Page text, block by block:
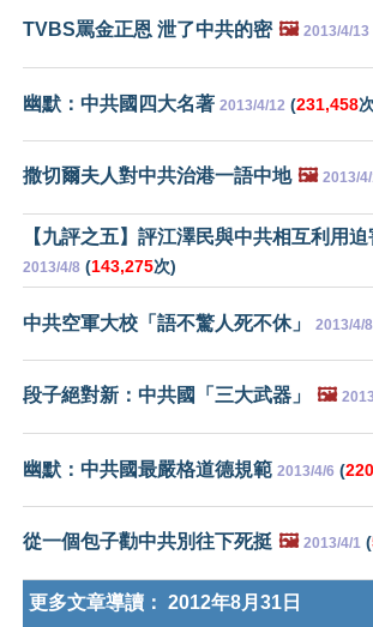
TVBS罵金正恩 泄了中共的密 🖼️ 2013/4/13
幽默：中共國四大名著 2013/4/12 (231,458
撒切爾夫人對中共治港一語中地 🖼️ 2013/
【九評之五】評江澤民與中共相互利用
2013/4/8 (143,275次)
中共空軍大校「語不驚人死不休」 2013/4/8
段子絕對新：中共國「三大武器」 🖼️
幽默：中共國最嚴格道德規範 2013/4/6 (
從一個包子勸中共別往下死挺 🖼️ 2013/4/1 (
更多文章導讀： 2012年8月31日